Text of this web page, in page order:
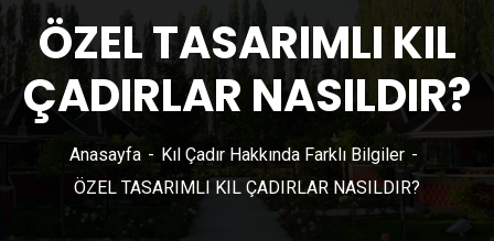
ÖZEL TASARIMLI KIL
ÇADIRLAR NASILDIR?
Anasayfa
Kıl Çadır Hakkında Farklı Bilgiler
ÖZEL TASARIMLI KIL ÇADIRLAR NASILDIR?